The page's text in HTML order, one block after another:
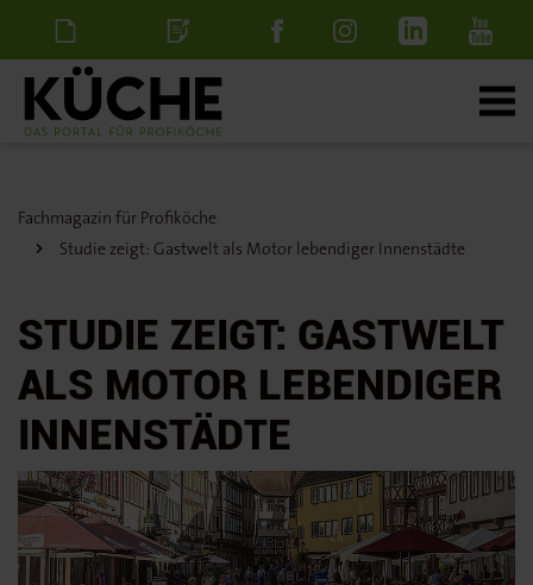
NewsletterStellenanzeige
Fachmagazin für Profiköche
Studie zeigt: Gastwelt als Motor lebendiger Innenstädte
STUDIE ZEIGT: GASTWELT
ALS MOTOR LEBENDIGER
INNENSTÄDTE